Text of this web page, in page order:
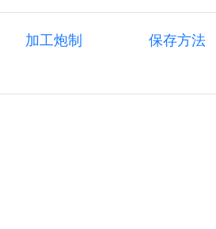
加工炮制
保存方法